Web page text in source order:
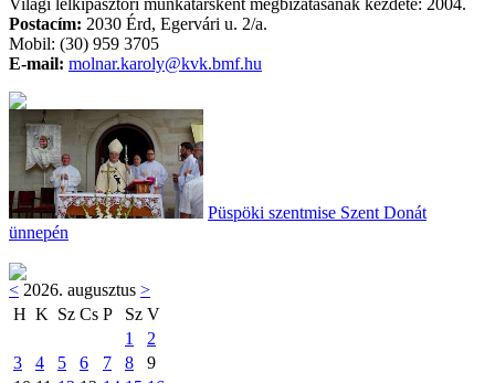
Világi lelkipásztori munkatársként megbizatásának kezdete: 2004.
Postacím: 2030 Érd, Egervári u. 2/a.
Mobil: (30) 959 3705
E-mail: molnar.karoly@kvk.bmf.hu
Püspöki szentmise Szent Donát
ünnepén
< 2026. augusztus >
H K Sz Cs P Sz V
1
2
3
4 5 6 7 8
9